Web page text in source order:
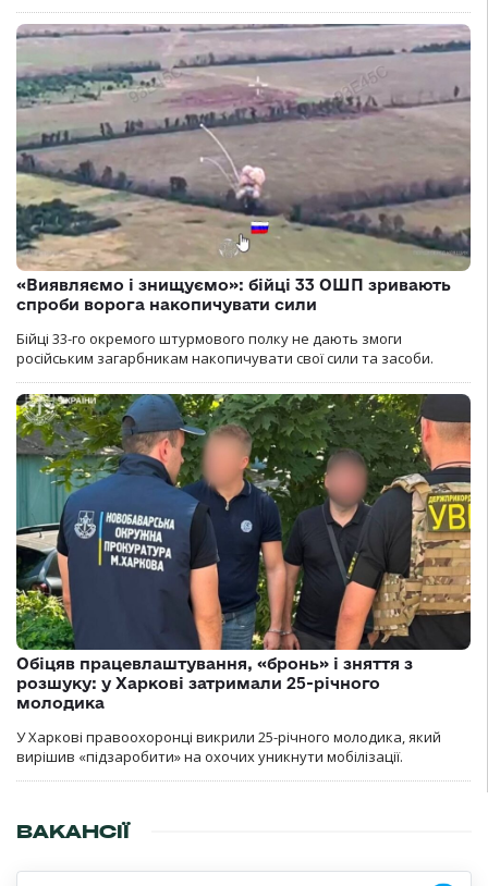
«Виявляємо і знищуємо»: бійці 33 ОШП зривають
спроби ворога накопичувати сили
Бійці 33-го окремого штурмового полку не дають змоги
російським загарбникам накопичувати свої сили та засоби.
Обіцяв працевлаштування, «бронь» і зняття з
розшуку: у Харкові затримали 25-річного
молодика
У Харкові правоохоронці викрили 25-річного молодика, який
вирішив «підзаробити» на охочих уникнути мобілізації.
ВАКАНСІЇ